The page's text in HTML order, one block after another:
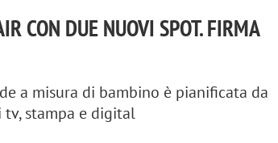
CON DUE NUOVI SPOT. FIRMA
a misura di bambino è pianificata da
stampa e digital